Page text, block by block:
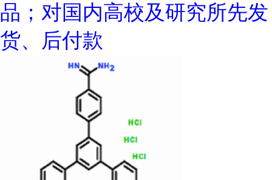
品；对国内高校及研究所先发
货、后付款